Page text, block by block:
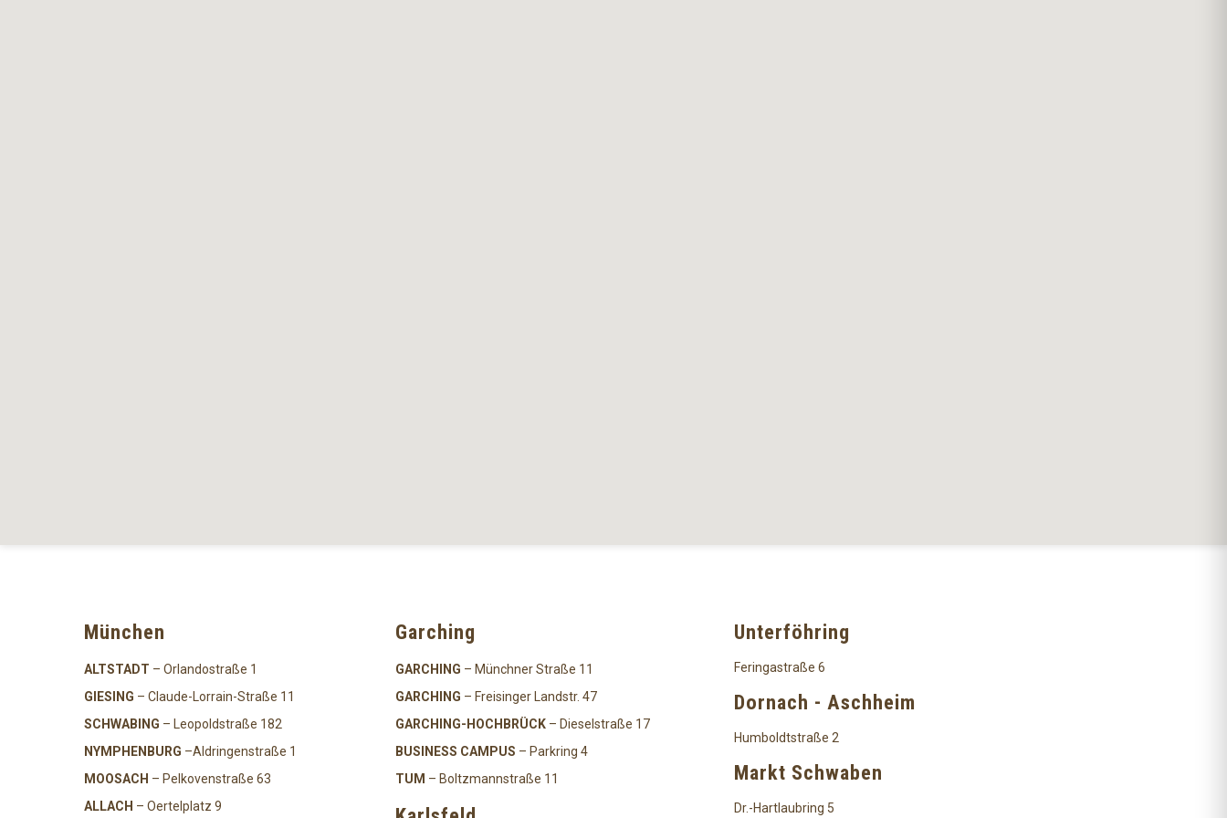
München
ALTSTADT – Orlandostraße 1
GIESING – Claude-Lorrain-Straße 11
SCHWABING – Leopoldstraße 182
NYMPHENBURG –Aldringenstraße 1
MOOSACH – Pelkovenstraße 63
ALLACH – Oertelplatz 9
Garching
GARCHING – Münchner Straße 11
GARCHING – Freisinger Landstr. 47
GARCHING-HOCHBRÜCK – Dieselstraße 17
BUSINESS CAMPUS – Parkring 4
TUM – Boltzmannstraße 11
Unterföhring
Feringastraße 6
Dornach - Aschheim
Humboldtstraße 2
Markt Schwaben
Dr.-Hartlaubring 5